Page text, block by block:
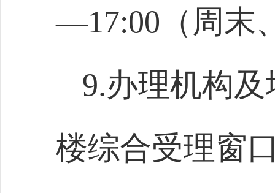
—17:00（周末
9.办理机构
楼综合受理窗